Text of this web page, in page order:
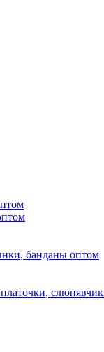
банданы оптом